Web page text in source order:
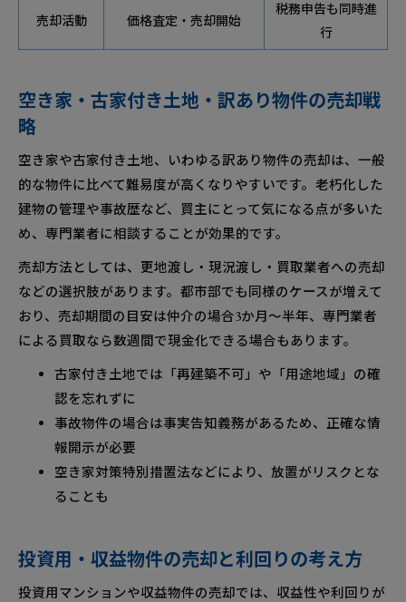
売却活動 価格査定・売却開始
税務申告も同時進
行
空き家・古家付き土地・訳あり物件の売却戦
略
空き家や古家付き土地、いわゆる訳あり物件の売却は、一般
的な物件に比べて難易度が高くなりやすいです。老朽化した
建物の管理や事故歴など、買主にとって気になる点が多いた
め、専門業者に相談することが効果的です。
売却方法としては、更地渡し・現況渡し・買取業者への売却
などの選択肢があります。都市部でも同様のケースが増えて
おり、売却期間の目安は仲介の場合3か月～半年、専門業者
による買取なら数週間で現金化できる場合もあります。
古家付き土地では「再建築不可」や「用途地域」の確
認を忘れずに
事故物件の場合は事実告知義務があるため、正確な情
報開示が必要
空き家対策特別措置法などにより、放置がリスクとな
ることも
投資用・収益物件の売却と利回りの考え方
投資用マンションや収益物件の売却では、収益性や利回りが